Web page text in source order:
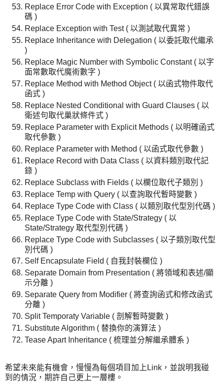
Replace Error Code with Exception ( 以異常取代錯誤
碼 )
Replace Exception with Test ( 以測試取代異常 )
Replace Inheritance with Delegation ( 以委託取代繼承
)
Replace Magic Number with Symbolic Constant ( 以字
面常數取代魔術數字 )
Replace Method with Method Object ( 以函式物件取代
函式 )
Replace Nested Conditional with Guard Clauses ( 以
衛述句取代巢狀條件式 )
Replace Parameter with Explicit Methods ( 以明確函式
取代參數 )
Replace Parameter with Method ( 以函式取代參數 )
Replace Record with Data Class ( 以資料類別取代記
錄 )
Replace Subclass with Fields ( 以欄位取代子類別 )
Replace Temp with Query ( 以查詢取代暫時變數 )
Replace Type Code with Class ( 以類別取代型別代碼 )
Replace Type Code with State/Strategy ( 以
State/Strategy 取代型別代碼 )
Replace Type Code with Subclasses ( 以子類別取代型
別代碼 )
Self Encapsulate Field ( 自我封裝欄位 )
Separate Domain from Presentation ( 將領域和表述/顯
示分離 )
Separate Query from Modifier ( 將查詢函式和修改函式
分離 )
Split Temporaty Variable ( 剖解暫時變數 )
Substitute Algorithm ( 替換你的演算法 )
Tease Apart Inheritance ( 梳理並分解繼承體系 )
希望未來能有機會，慢慢為每個項目加上Link，並說明我碰
到的情況，期許自己更上一層樓。